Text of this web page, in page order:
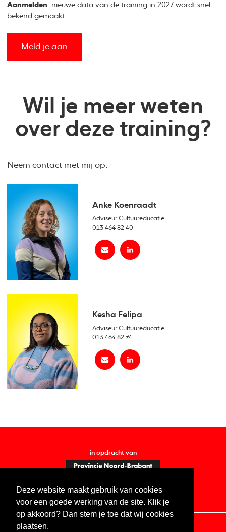
Deze website maakt gebruik van cookies
voor een goede werking van de site. Klik je
op akkoord? Dan stem je toe dat wij cookies
plaatsen.
Aanmelden: nieuwe data van de training in 2027 wordt snel
bekend gemaakt.
Meld je aan
Wil je meer weten
over deze training?
Neem contact met mij op.
Anke Koenraadt
Adviseur Cultuureducatie
013 464 82 40
Kesha Felipa
Adviseur Cultuureducatie
013 464 82 74
in opdracht van